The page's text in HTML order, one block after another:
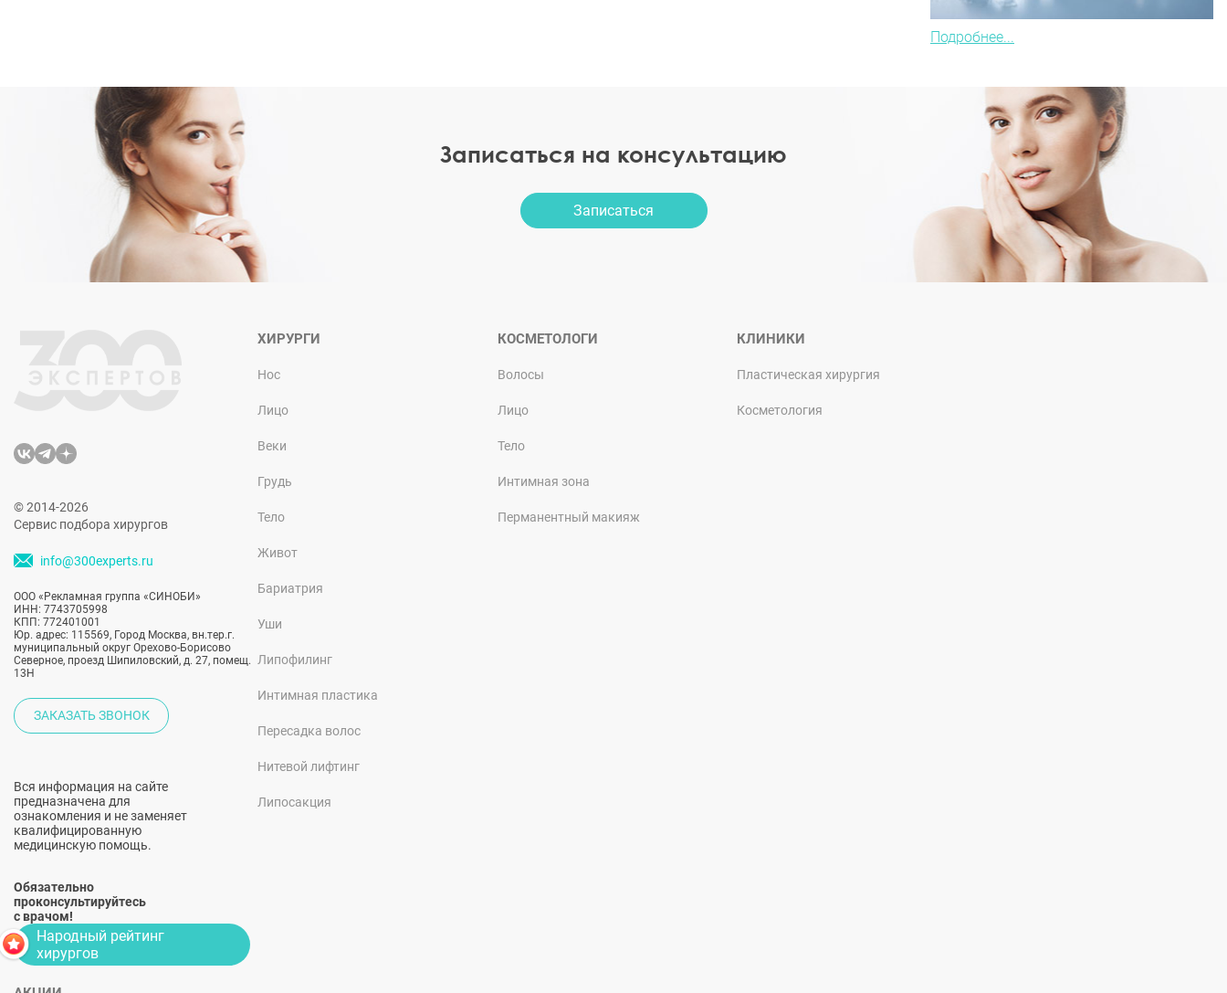
Подробнее...
Записаться на консультацию
Записаться
© 2014-2026
Сервис подбора хирургов
info@300experts.ru
ООО «Рекламная группа «СИНОБИ»
ИНН: 7743705998
КПП: 772401001
Юр. адрес: 115569, Город Москва, вн.тер.г.
муниципальный округ Орехово-Борисово
Северное, проезд Шипиловский, д. 27, помещ.
13Н
ЗАКАЗАТЬ ЗВОНОК
Вся информация на сайте
предназначена для
ознакомления и не заменяет
квалифицированную
медицинскую помощь.
Обязательно
проконсультируйтесь
с врачом!
ХИРУРГИ
Нос
Лицо
Веки
Грудь
Тело
Живот
Бариатрия
Уши
Липофилинг
Интимная пластика
Пересадка волос
Нитевой лифтинг
Липосакция
КОСМЕТОЛОГИ
Волосы
Лицо
Тело
Интимная зона
Перманентный макияж
КЛИНИКИ
Пластическая хирургия
Косметология
Народный рейтинг
хирургов